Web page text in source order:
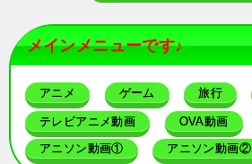
メインメニューです♪
アニメ ゲーム 旅行
テレビアニメ動画 OVA動画
アニソン動画① アニソン動画②